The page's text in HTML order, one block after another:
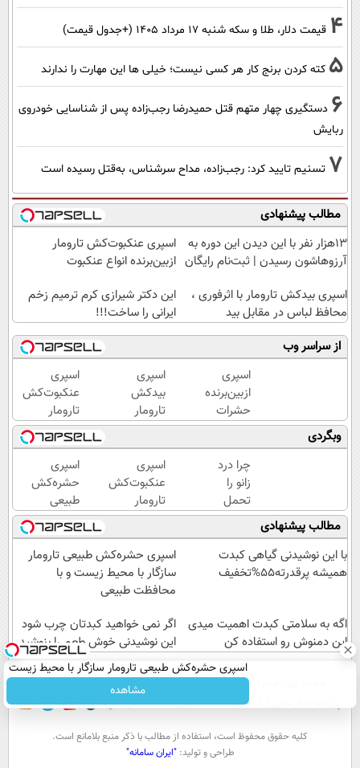
4 قیمت دلار، طلا و سکه شنبه ۱۷ مرداد ۱۴۰۵ (+جدول قیمت)
5 کته کردن برنج کار هر کسی نیست؛ خیلی ها این مهارت را ندارند
6 دستگیری چهار متهم قتل حمیدرضا رجب‌زاده پس از شناسایی خودروی
ربایش
7 تسنیم تایید کرد: رجب‌زاده، مداح سرشناس، به‌قتل رسیده است
مطالب پیشنهادی
13هزار نفر با این دیدن این دوره به
آرزوهاشون رسیدن | ثبت‌‌نام رایگان
اسپری عنکبوت‌‌کش تارومار
ازبین‌برنده انواع عنکبوت
اسپری بیدکش تارومار با اثرفوری ،
محافظ لباس در مقابل بید
این دکتر شیرازی کرم ترمیم زخم
ایرانی را ساخت!!!
از سراسر وب
اسپری
ازبین‌برنده
حشرات
رختخواب،
مناسب
برای
مقابله با
انواع
ساس
اسپری
بیدکش
تارومار
با
اثرفوری
،
محافظ
لباس
در
مقابل
بید
اسپری
عنکبوت‌‌کش
تارومار
ازبین‌برنده
انواع
عنکبوت
وبگردی
چرا درد
زانو را
تحمل
می‌کنی؟
خیلی
ساده
درمنزل
اسپری
عنکبوت‌‌کش
تارومار
ازبین‌برنده
انواع
عنکبوت
اسپری
حشره‌کش
طبیعی
تارومار
سازگار با
محیط
زیست و با
مطالب پیشنهادی
با این نوشیدنی گیاهی کبدت
همیشه پرقدرته55%تخفیف
اسپری حشره‌کش طبیعی تارومار
سازگار با محیط زیست و با
محافظت طبیعی
اگه به سلامتی کبدت اهمیت میدی
این دمنوش رو استفاده کن
اگر نمی خواهید کبدتان چرب شود
این نوشیدنی خوش طعم را بنوشید
اسپری حشره‌کش طبیعی تارومار سازگار با محیط زیست
و با محافظت طبیعی
مشاهده عصر ایران۲ تماس با ما
آب و هوا اوقات شرعی سواد زندگی
كليه حقوق محفوظ است، استفاده از مطالب با ذكر منبع بلامانع است.
طراحی و تولید:"ایران سامانه"